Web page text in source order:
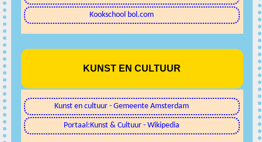
Kookschool bol.com
KUNST EN CULTUUR
Kunst en cultuur - Gemeente Amsterdam
Portaal:Kunst & Cultuur - Wikipedia